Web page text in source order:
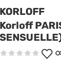
KORLOFF
Korloff